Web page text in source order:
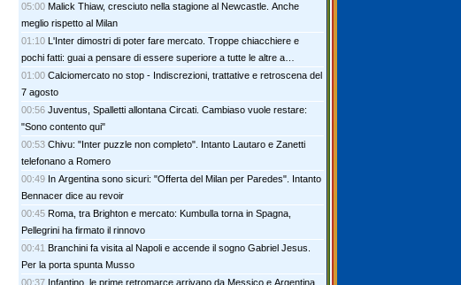
05:00 Malick Thiaw, cresciuto nella stagione al Newcastle. Anche
meglio rispetto al Milan
01:10 L'Inter dimostri di poter fare mercato. Troppe chiacchiere e
pochi fatti: guai a pensare di essere superiore a tutte le altre a
prescindere. Juve, il portiere può diventare un "problema". Milan-Leao,
serve una decisione netta
01:00 Calciomercato no stop - Indiscrezioni, trattative e retroscena del
7 agosto
00:56 Juventus, Spalletti allontana Circati. Cambiaso vuole restare:
"Sono contento qui"
00:53 Chivu: "Inter puzzle non completo". Intanto Lautaro e Zanetti
telefonano a Romero
00:49 In Argentina sono sicuri: "Offerta del Milan per Paredes". Intanto
Bennacer dice au revoir
00:45 Roma, tra Brighton e mercato: Kumbulla torna in Spagna,
Pellegrini ha firmato il rinnovo
00:41 Branchini fa visita al Napoli e accende il sogno Gabriel Jesus.
Per la porta spunta Musso
00:37 Infantino, le prime retromarce arrivano da Messico e Argentina.